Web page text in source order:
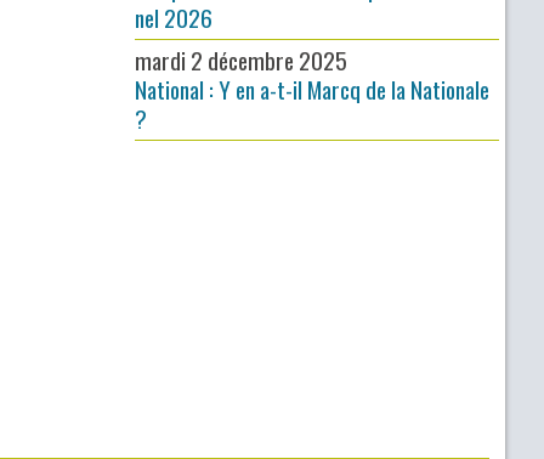
nel 2026
mardi 2 décembre 2025
National : Y en a-t-il Marcq de la Nationale
?